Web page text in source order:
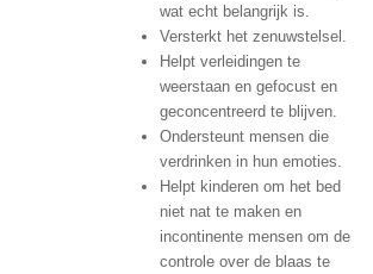
wat echt belangrijk is.
Versterkt het zenuwstelsel.
Helpt verleidingen te
weerstaan ​​en gefocust en
geconcentreerd te blijven.
Ondersteunt mensen die
verdrinken in hun emoties.
Helpt kinderen om het bed
niet nat te maken en
incontinente mensen om de
controle over de blaas te